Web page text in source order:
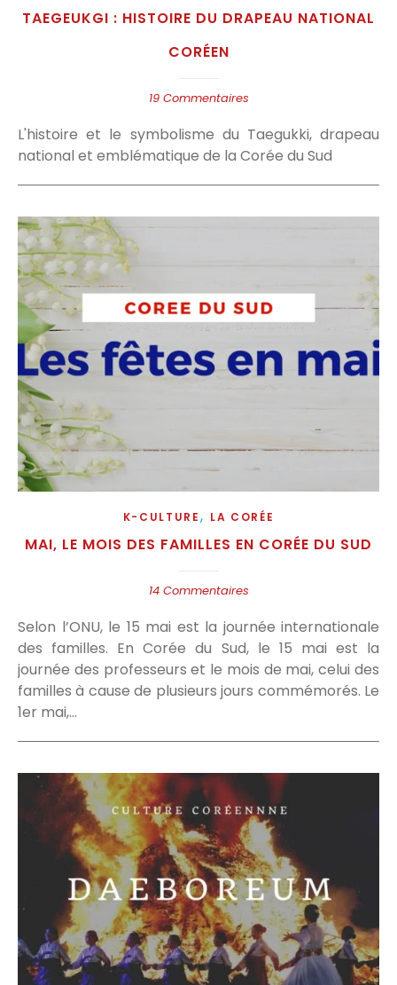
TAEGEUKGI : HISTOIRE DU DRAPEAU NATIONAL
CORÉEN
19 Commentaires
L'histoire et le symbolisme du Taegukki, drapeau
national et emblématique de la Corée du Sud
K-CULTURE, LA CORÉE
MAI, LE MOIS DES FAMILLES EN CORÉE DU SUD
14 Commentaires
Selon l’ONU, le 15 mai est la journée internationale
des familles. En Corée du Sud, le 15 mai est la
journée des professeurs et le mois de mai, celui des
familles à cause de plusieurs jours commémorés. Le
1er mai,…